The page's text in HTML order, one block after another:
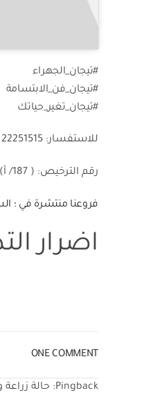
#تيجان_الجهراء
#تيجان_فن_الابتسامة
#تيجان_تغير_حياتك
للاستفسار: 22251515
رقم الترخيص: ( 187/ أ)
اضرار
ONE COMMENT
Pingback: حالة زراعة